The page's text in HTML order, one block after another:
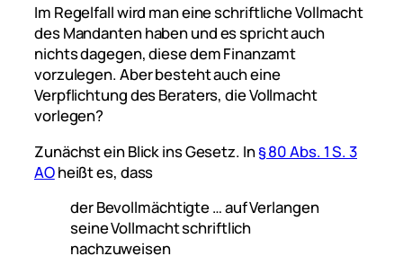
Im Regelfall wird man eine schriftliche Vollmacht
des Mandanten haben und es spricht auch
nichts dagegen, diese dem Finanzamt
vorzulegen. Aber besteht auch eine
Verpflichtung des Beraters, die Vollmacht
vorlegen?
Zunächst ein Blick ins Gesetz. In§ 80 Abs. 1 S. 3
AOheißt es, dass
der Bevollmächtigte … auf Verlangen
seine Vollmacht schriftlich
nachzuweisen